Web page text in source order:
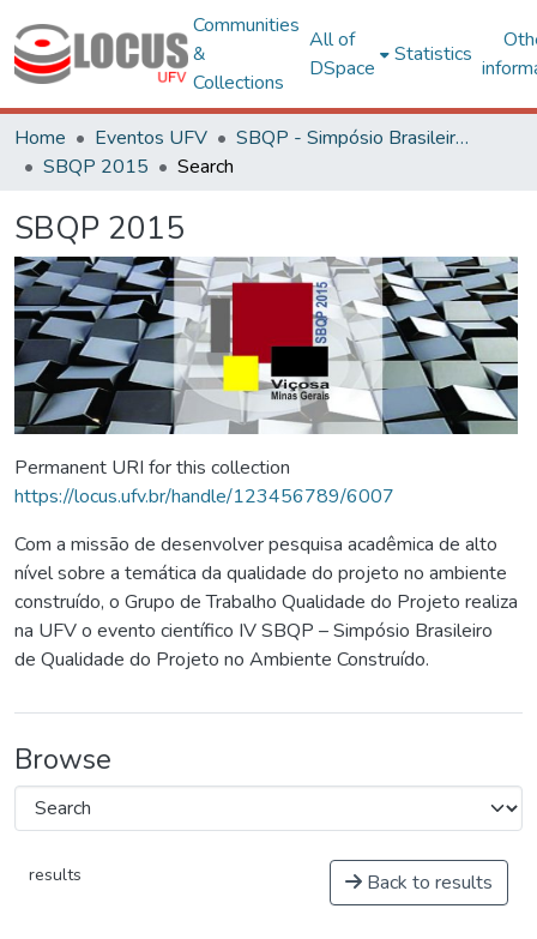
Communities
&
Collections
All of
DSpace
Statistics
Home Eventos UFV
SBQP - Simpósio Brasileiro de Qualidade do Projeto no Ambiente Construído
SBQP 2015
Search
SBQP 2015
Permanent URI for this collection
https://locus.ufv.br/handle/123456789/6007
Com a missão de desenvolver pesquisa acadêmica de alto
nível sobre a temática da qualidade do projeto no ambiente
construído, o Grupo de Trabalho Qualidade do Projeto realiza
na UFV o evento científico IV SBQP – Simpósio Brasileiro
de Qualidade do Projeto no Ambiente Construído.
Browse
results Back to results